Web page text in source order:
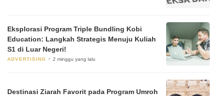
Eksplorasi Program Triple Bundling Kobi
Education: Langkah Strategis Menuju Kuliah
S1 di Luar Negeri!
ADVERTISING 2 minggu yang lalu
Destinasi Ziarah Favorit pada Program Umroh